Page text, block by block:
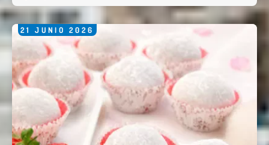
21 JUNIO 2026